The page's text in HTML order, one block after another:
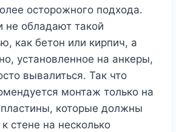
осторожного подхода.
не обладают такой
как бетон или кирпич, а
установленное на анкеры,
вывалиться. Так что
монтаж только на
которые должны
к стене на несколько